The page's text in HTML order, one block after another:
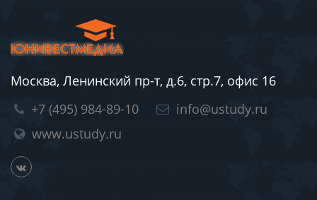
Москва, Ленинский пр-т, д.6, стр.7, офис 16
+7 (495) 984-89-10
info@ustudy.ru
www.ustudy.ru